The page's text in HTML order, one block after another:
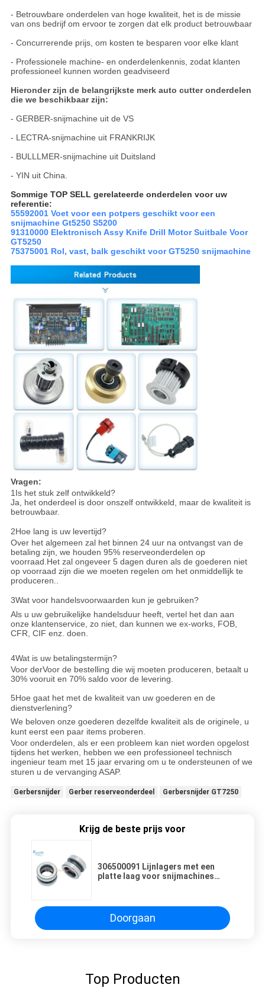
- Betrouwbare onderdelen van hoge kwaliteit, het is de missie
van ons bedrijf om ervoor te zorgen dat elk product betrouwbaar
- Concurrerende prijs, om kosten te besparen voor elke klant
- Professionele machine- en onderdelenkennis, zodat klanten
professioneel kunnen worden geadviseerd
Hieronder zijn de belangrijkste merk auto cutter onderdelen
die we beschikbaar zijn:
- GERBER-snijmachine uit de VS
- LECTRA-snijmachine uit FRANKRIJK
- BULLLMER-snijmachine uit Duitsland
- YIN uit China.
Sommige TOP SELL gerelateerde onderdelen voor uw
referentie:
55592001 Voet voor een potpers geschikt voor een
snijmachine Gt5250 S5200
91310000 Elektronisch Assy Knife Drill Motor Suitbale Voor
GT5250
75375001 Rol, vast, balk geschikt voor GT5250 snijmachine
Vragen:
1Is het stuk zelf ontwikkeld?
Ja, het onderdeel is door onszelf ontwikkeld, maar de kwaliteit is
betrouwbaar.
2Hoe lang is uw levertijd?
Over het algemeen zal het binnen 24 uur na ontvangst van de
betaling zijn, we houden 95% reserveonderdelen op
voorraad.Het zal ongeveer 5 dagen duren als de goederen niet
op voorraad zijn die we moeten regelen om het onmiddellijk te
produceren..
3Wat voor handelsvoorwaarden kun je gebruiken?
Als u uw gebruikelijke handelsduur heeft, vertel het dan aan
onze klantenservice, zo niet, dan kunnen we ex-works, FOB,
CFR, CIF enz. doen.
4Wat is uw betalingstermijn?
Voor derVoor de bestelling die wij moeten produceren, betaalt u
30% vooruit en 70% saldo voor de levering.
5Hoe gaat het met de kwaliteit van uw goederen en de
dienstverlening?
We beloven onze goederen dezelfde kwaliteit als de originele, u
kunt eerst een paar items proberen.
Voor onderdelen, als er een probleem kan niet worden opgelost
tijdens het werken, hebben we een professioneel technisch
ingenieur team met 15 jaar ervaring om u te ondersteunen of we
sturen u de vervanging ASAP.
Gerbersnijder Gerber reserveonderdeel Gerbersnijder GT7250
Krijg de beste prijs voor
306500091 Lijnlagers met een
platte laag voor snijmachines
Doorgaan
Top Producten